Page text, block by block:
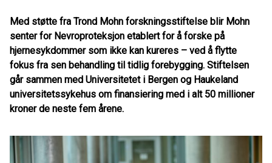
Med støtte fra Trond Mohn forskningsstiftelse blir Mohn
senter for Nevroproteksjon etablert for å forske på
hjernesykdommer som ikke kan kureres – ved å flytte
fokus fra sen behandling til tidlig forebygging. Stiftelsen
går sammen med Universitetet i Bergen og Haukeland
universitetssykehus om finansiering med i alt 50 millioner
kroner de neste fem årene.